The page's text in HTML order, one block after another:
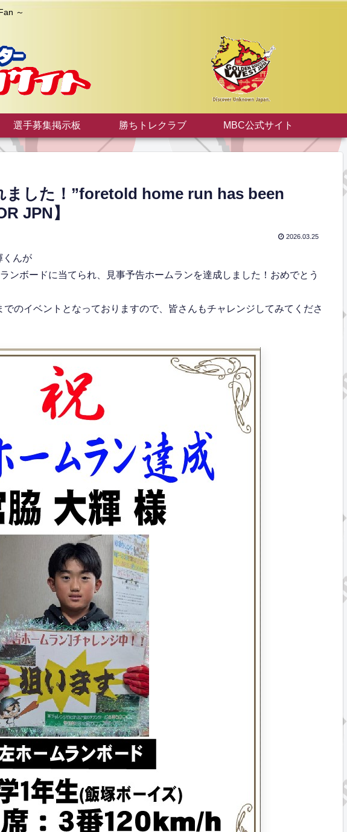
～
選手募集掲示板 勝ちトレクラブ MBC公式サイト
ました！”foretold home run has been
JPN】
2026.03.25
くんが
ンボードに当てられ、見事予告ホームランを達成しました！おめでとう
のイベントとなっておりますので、皆さんもチャレンジしてみてくださ